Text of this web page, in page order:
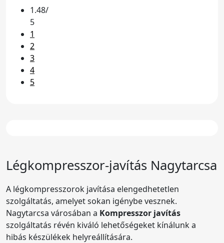
1.48/
5
1
2
3
4
5
Légkompresszor-javítás Nagytarcsa
A légkompresszorok javítása elengedhetetlen
szolgáltatás, amelyet sokan igénybe vesznek.
Nagytarcsa városában a Kompresszor javítás
szolgáltatás révén kiváló lehetőségeket kínálunk a
hibás készülékek helyreállítására.